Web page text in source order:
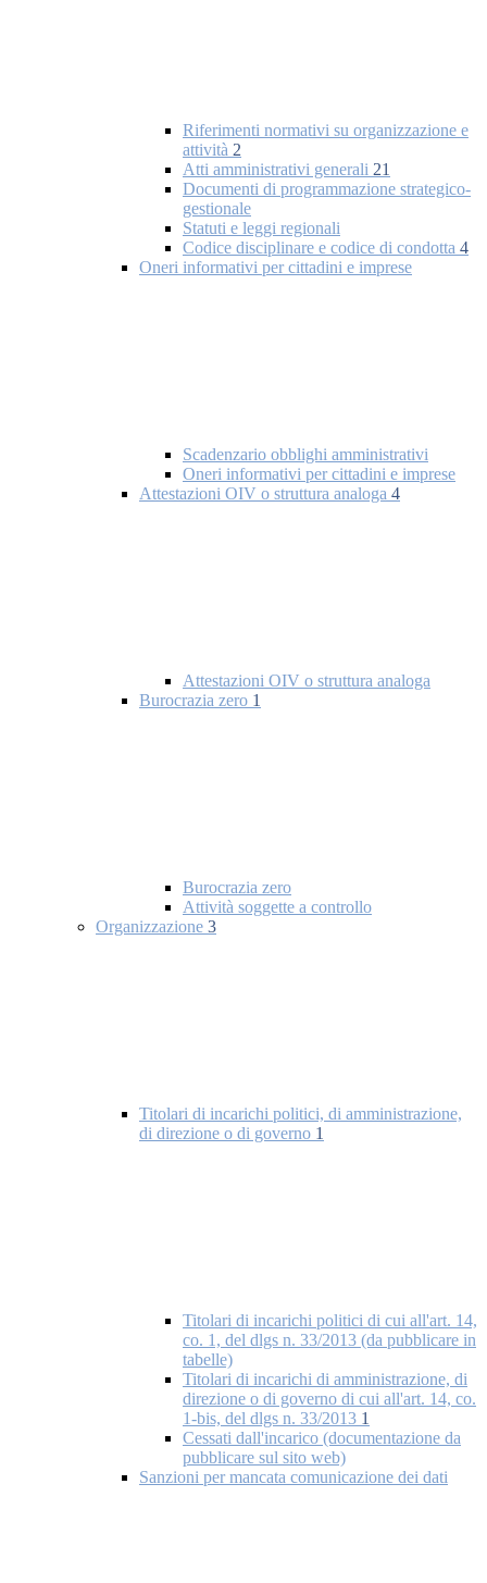
Riferimenti normativi su organizzazione e
attività 2
Atti amministrativi generali 21
Documenti di programmazione strategico-
gestionale
Statuti e leggi regionali
Codice disciplinare e codice di condotta 4
Oneri informativi per cittadini e imprese
Scadenzario obblighi amministrativi
Oneri informativi per cittadini e imprese
Attestazioni OIV o struttura analoga 4
Attestazioni OIV o struttura analoga
Burocrazia zero 1
Burocrazia zero
Attività soggette a controllo
Organizzazione 3
Titolari di incarichi politici, di amministrazione,
di direzione o di governo 1
Titolari di incarichi politici di cui all'art. 14,
co. 1, del dlgs n. 33/2013 (da pubblicare in
tabelle)
Titolari di incarichi di amministrazione, di
direzione o di governo di cui all'art. 14, co.
1-bis, del dlgs n. 33/2013 1
Cessati dall'incarico (documentazione da
pubblicare sul sito web)
Sanzioni per mancata comunicazione dei dati